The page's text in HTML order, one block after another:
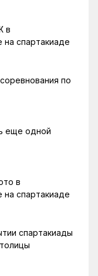
в
на спартакиаде
по
еще одной
в
на спартакиаде
спартакиады